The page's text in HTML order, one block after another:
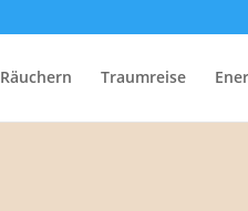
Räuchern Traumreise